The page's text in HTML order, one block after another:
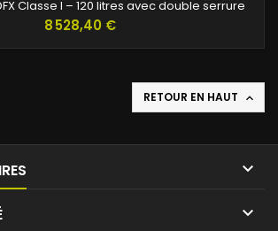
Classe I – 120 litres avec double serrure
A2P EN 1143-1, il offre une protection
professionnels exigeants.
Prix
8 528,40 €
RETOUR EN HAUT 

